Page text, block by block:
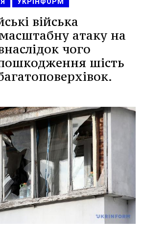
війська
атаку на
чого
шість